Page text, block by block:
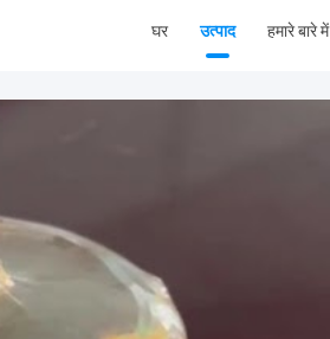
घर उत्पाद हमारे बारे में